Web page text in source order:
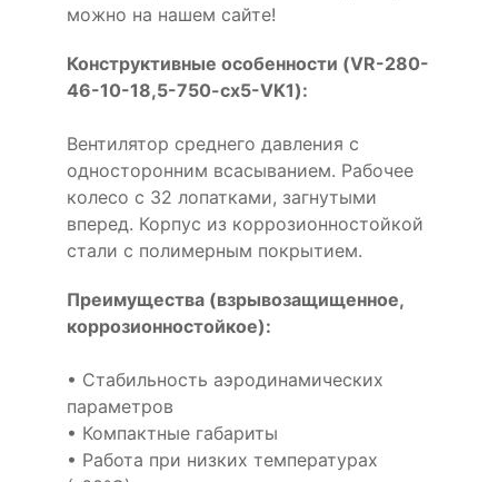
можно на нашем сайте!
Конструктивные особенности (VR-280-
46-10-18,5-750-cx5-VK1):
Вентилятор среднего давления с
односторонним всасыванием. Рабочее
колесо с 32 лопатками, загнутыми
вперед. Корпус из коррозионностойкой
стали с полимерным покрытием.
Преимущества (взрывозащищенное,
коррозионностойкое):
• Стабильность аэродинамических
параметров
• Компактные габариты
• Работа при низких температурах